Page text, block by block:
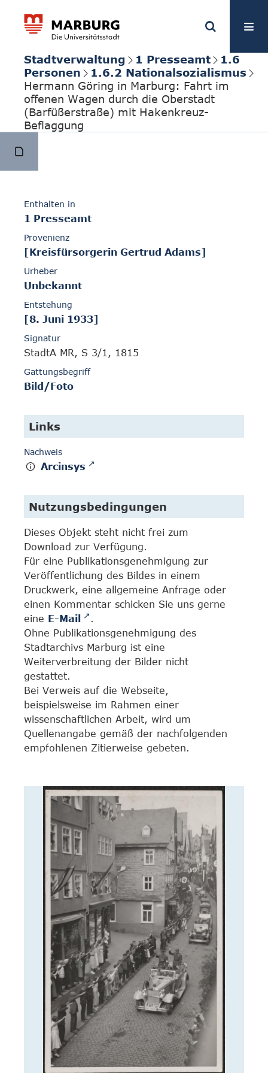
Stadtverwaltung 1 Presseamt
1.6
Personen
1.6.2 Nationalsozialismus
Hermann Göring in Marburg: Fahrt im
offenen Wagen durch die Oberstadt
(Barfüßerstraße) mit Hakenkreuz-
Beflaggung
Enthalten in
1 Presseamt
Provenienz
[Kreisfürsorgerin Gertrud Adams]
Urheber
Unbekannt
Entstehung
[8. Juni 1933]
Signatur
StadtA MR, S 3/1, 1815
Gattungsbegriff
Bild/Foto
Links
Nachweis
Arcinsys
Nutzungsbedingungen
Dieses Objekt steht nicht frei zum
Download zur Verfügung.
Für eine Publikationsgenehmigung zur
Veröffentlichung des Bildes in einem
Druckwerk, eine allgemeine Anfrage oder
einen Kommentar schicken Sie uns gerne
eine E-Mail
.
Ohne Publikationsgenehmigung des
Stadtarchivs Marburg ist eine
Weiterverbreitung der Bilder nicht
gestattet.
Bei Verweis auf die Webseite,
beispielsweise im Rahmen einer
wissenschaftlichen Arbeit, wird um
Quellenangabe gemäß der nachfolgenden
empfohlenen Zitierweise gebeten.